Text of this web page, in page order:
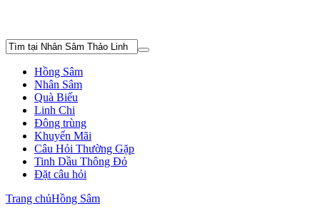
Hồng Sâm
Nhân Sâm
Quà Biếu
Linh Chi
Đông trùng
Khuyến Mãi
Câu Hỏi Thường Gặp
Tinh Dầu Thông Đỏ
Đặt câu hỏi
Trang chủHồng Sâm